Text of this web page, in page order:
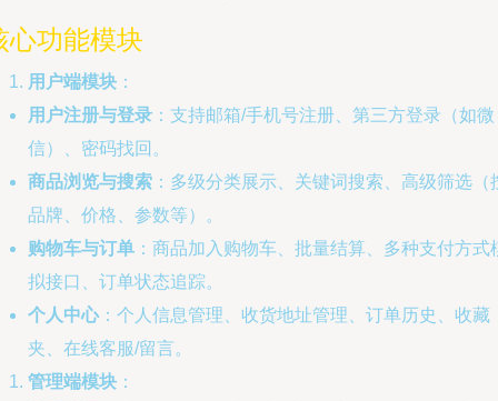
心功能模块
用户端模块 ：
用户注册与登录 ：支持邮箱/手机号注册、第三方登录（如微
信）、密码找回。
商品浏览与搜索 ：多级分类展示、关键词搜索、高级筛选（
品牌、价格、参数等）。
购物车与订单 ：商品加入购物车、批量结算、多种支付方式
拟接口、订单状态追踪。
个人中心：个人信息管理、收货地址管理、订单历史、收藏
夹、在线客服/留言。
管理端模块 ：